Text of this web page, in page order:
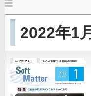
メ
イ
ゲ
ー
ホーム
ニュース
発行雑誌
リンク
2022年1